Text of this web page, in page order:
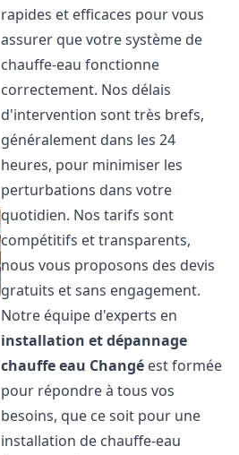
rapides et efficaces pour vous
assurer que votre système de
chauffe-eau fonctionne
correctement. Nos délais
d'intervention sont très brefs,
généralement dans les 24
heures, pour minimiser les
perturbations dans votre
quotidien. Nos tarifs sont
compétitifs et transparents,
nous vous proposons des devis
gratuits et sans engagement.
Notre équipe d'experts en
installation et dépannage
chauffe eau Changé est formée
pour répondre à tous vos
besoins, que ce soit pour une
installation de chauffe-eau